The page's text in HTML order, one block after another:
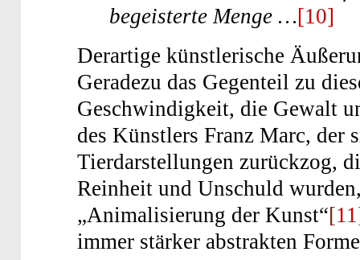
begeisterte Menge …[10]
Derartige künstlerische
Geradezu das Gegenteil zu
Geschwindigkeit, die Gewalt
des Künstlers Franz Marc, der
Tierdarstellungen zurückzog,
Reinheit und Unschuld
„Animalisierung der Kunst“
immer stärker abstrakten